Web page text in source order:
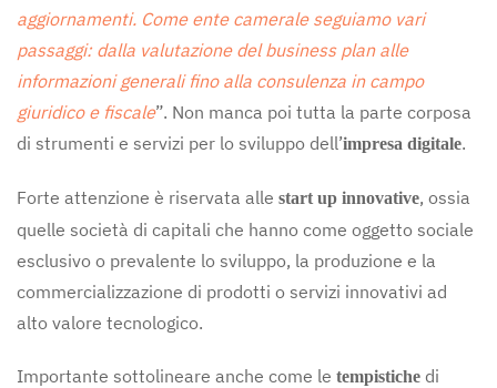
aggiornamenti. Come ente camerale seguiamo vari
passaggi: dalla valutazione del business plan alle
informazioni generali fino alla consulenza in campo
giuridico e fiscale”. Non manca poi tutta la parte corposa
di strumenti e servizi per lo sviluppo dell’impresa digitale.
Forte attenzione è riservata alle start up innovative, ossia
quelle società di capitali che hanno come oggetto sociale
esclusivo o prevalente lo sviluppo, la produzione e la
commercializzazione di prodotti o servizi innovativi ad
alto valore tecnologico.
Importante sottolineare anche come le tempistiche di